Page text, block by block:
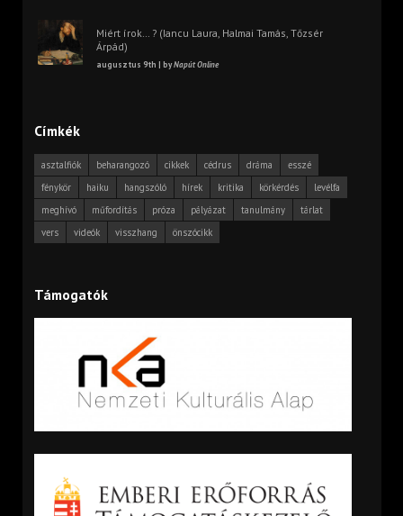
Miért írok… ? (Iancu Laura, Halmai Tamás, Tőzsér
Árpád)
augusztus 9th | byNapút Online
Címkék
asztalfiók beharangozó cikkek cédrus dráma
esszé
fénykör
haiku hangszóló hírek kritika körkérdés
levélfa
meghívó
műfordítás próza pályázat tanulmány
tárlat
vers
videók visszhang önszócikk
Támogatók